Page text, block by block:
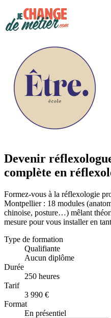
Devenir
complète en
Formez-vous à la réflexologie
Montpellier : 18 modules
chinoise, posture…) mêlant
mesure pour vous installer en
Type de formation
Qualifiante
Aucun diplôme
Durée
250 heures
Tarif
3 990 €
Format
En présentiel